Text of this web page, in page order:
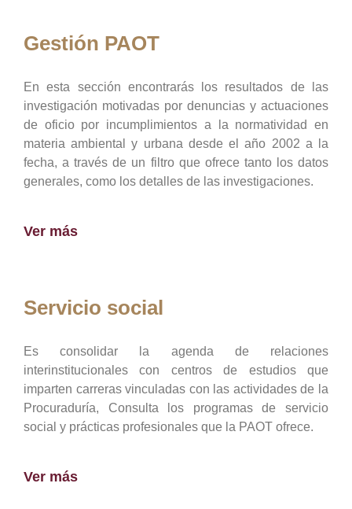
Gestión PAOT
En esta sección encontrarás los resultados de las
investigación motivadas por denuncias y actuaciones
de oficio por incumplimientos a la normatividad en
materia ambiental y urbana desde el año 2002 a la
fecha, a través de un filtro que ofrece tanto los datos
generales, como los detalles de las investigaciones.
Ver más
Servicio social
Es consolidar la agenda de relaciones
interinstitucionales con centros de estudios que
imparten carreras vinculadas con las actividades de la
Procuraduría, Consulta los programas de servicio
social y prácticas profesionales que la PAOT ofrece.
Ver más